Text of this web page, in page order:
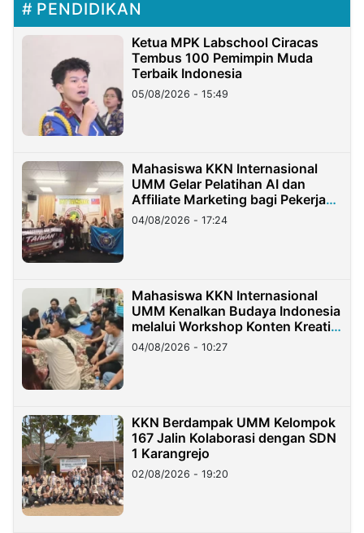
PENDIDIKAN
Ketua MPK Labschool Ciracas
Tembus 100 Pemimpin Muda
Terbaik Indonesia
05/08/2026 - 15:49
Mahasiswa KKN Internasional
UMM Gelar Pelatihan AI dan
Affiliate Marketing bagi Pekerja
Migran Indonesia di Taiwan
04/08/2026 - 17:24
Mahasiswa KKN Internasional
UMM Kenalkan Budaya Indonesia
melalui Workshop Konten Kreatif
di Taiwan
04/08/2026 - 10:27
KKN Berdampak UMM Kelompok
167 Jalin Kolaborasi dengan SDN
1 Karangrejo
02/08/2026 - 19:20